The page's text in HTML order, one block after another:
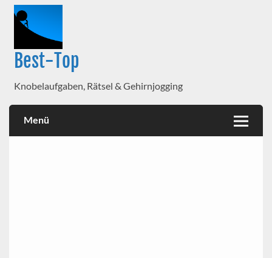
Best-Top
Knobelaufgaben, Rätsel & Gehirnjogging
Menü